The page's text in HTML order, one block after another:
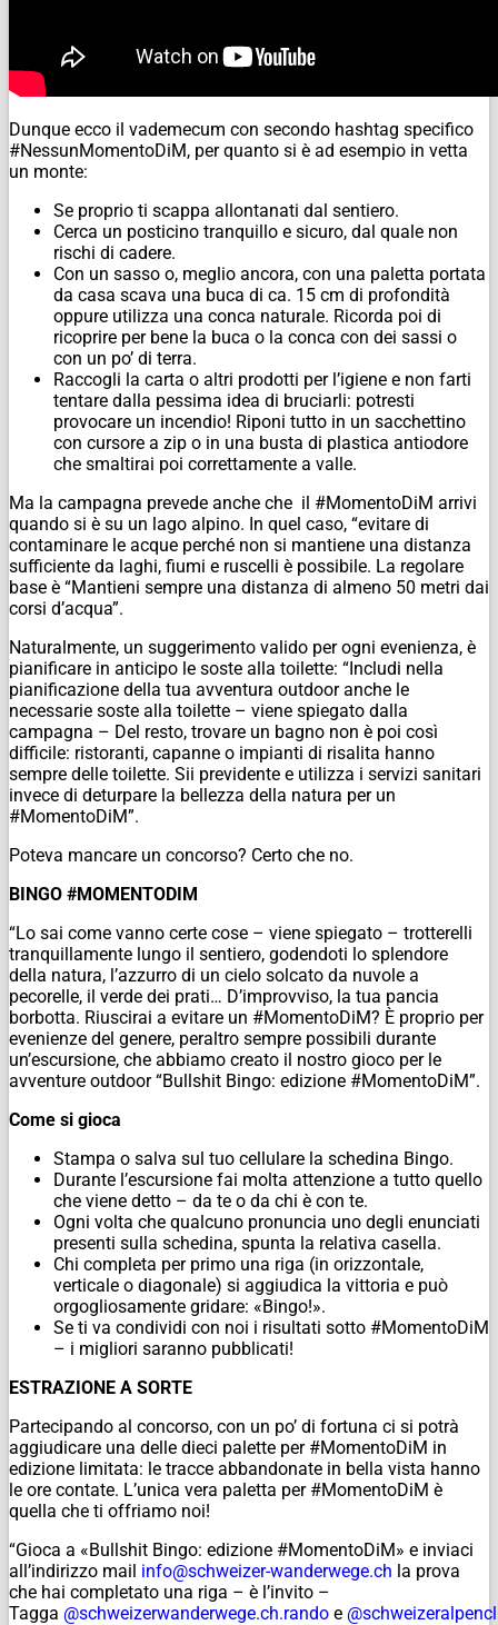
Dunque ecco il vademecum con secondo hashtag specifico
#NessunMomentoDiM, per quanto si è ad esempio in vetta
un monte:
Se proprio ti scappa allontanati dal sentiero.
Cerca un posticino tranquillo e sicuro, dal quale non
rischi di cadere.
Con un sasso o, meglio ancora, con una paletta portata
da casa scava una buca di ca. 15 cm di profondità
oppure utilizza una conca naturale. Ricorda poi di
ricoprire per bene la buca o la conca con dei sassi o
con un po’ di terra.
Raccogli la carta o altri prodotti per l’igiene e non farti
tentare dalla pessima idea di bruciarli: potresti
provocare un incendio! Riponi tutto in un sacchettino
con cursore a zip o in una busta di plastica antiodore
che smaltirai poi correttamente a valle.
Ma la campagna prevede anche che il #MomentoDiM arrivi
quando si è su un lago alpino. In quel caso, “evitare di
contaminare le acque perché non si mantiene una distanza
sufficiente da laghi, fiumi e ruscelli è possibile. La regolare
base è “Mantieni sempre una distanza di almeno 50 metri dai
corsi d’acqua”.
Naturalmente, un suggerimento valido per ogni evenienza, è
pianificare in anticipo le soste alla toilette: “Includi nella
pianificazione della tua avventura outdoor anche le
necessarie soste alla toilette – viene spiegato dalla
campagna – Del resto, trovare un bagno non è poi così
difficile: ristoranti, capanne o impianti di risalita hanno
sempre delle toilette. Sii previdente e utilizza i servizi sanitari
invece di deturpare la bellezza della natura per un
#MomentoDiM”.
Poteva mancare un concorso? Certo che no.
BINGO #MOMENTODIM
“Lo sai come vanno certe cose – viene spiegato – trotterelli
tranquillamente lungo il sentiero, godendoti lo splendore
della natura, l’azzurro di un cielo solcato da nuvole a
pecorelle, il verde dei prati… D’improvviso, la tua pancia
borbotta. Riuscirai a evitare un #MomentoDiM? È proprio per
evenienze del genere, peraltro sempre possibili durante
un’escursione, che abbiamo creato il nostro gioco per le
avventure outdoor “Bullshit Bingo: edizione #MomentoDiM”.
Come si gioca
Stampa o salva sul tuo cellulare la schedina Bingo.
Durante l’escursione fai molta attenzione a tutto quello
che viene detto – da te o da chi è con te.
Ogni volta che qualcuno pronuncia uno degli enunciati
presenti sulla schedina, spunta la relativa casella.
Chi completa per primo una riga (in orizzontale,
verticale o diagonale) si aggiudica la vittoria e può
orgogliosamente gridare: «Bingo!».
Se ti va condividi con noi i risultati sotto #MomentoDiM
– i migliori saranno pubblicati!
ESTRAZIONE A SORTE
Partecipando al concorso, con un po’ di fortuna ci si potrà
aggiudicare una delle dieci palette per #MomentoDiM in
edizione limitata: le tracce abbandonate in bella vista hanno
le ore contate. L’unica vera paletta per #MomentoDiM è
quella che ti offriamo noi!
“Gioca a «Bullshit Bingo: edizione #MomentoDiM» e inviaci
all’indirizzo mail info@schweizer-wanderwege.ch la prova
che hai completato una riga – è l’invito –
Tagga @schweizerwanderwege.ch.rando e